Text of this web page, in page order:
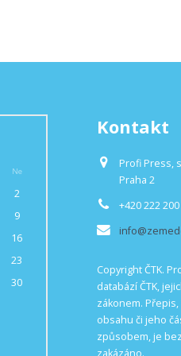
Ne
2
9
16
23
30
Kontakt
Profi Press,
Praha 2
+420 222 200
Copyright ČTK.
databází ČTK,
zákonem.
obsahu či jeho
způsobem, je